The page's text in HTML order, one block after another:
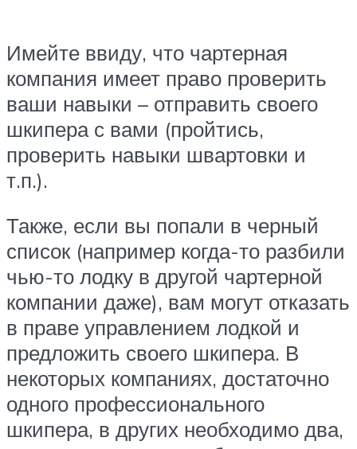
Имейте ввиду, что чартерная
компания имеет право проверить
ваши навыки – отправить своего
шкипера с вами (пройтись,
проверить навыки швартовки и
т.п.).
Также, если вы попали в черный
список (например когда-то разбили
чью-то лодку в другой чартерной
компании даже), вам могут отказать
в праве управлением лодкой и
предложить своего шкипера. В
некоторых компаниях, достаточно
одного профессионального
шкипера, в других необходимо два,